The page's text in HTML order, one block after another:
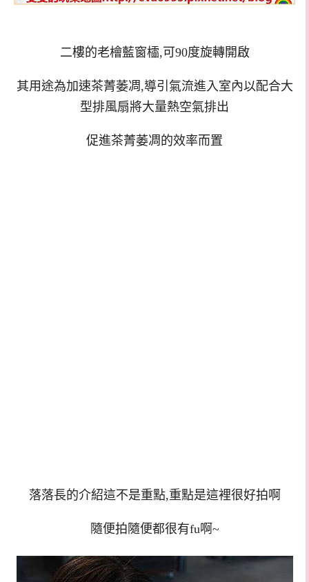
二樓的老檜藍窗櫺,可90度旋轉開啟
其用途為加速茶菁萎凋,導引氣流進入室內以配合大
型排風扇將大量熱空氣排出
促進茶菁萎凋的效率而置
落落長的介紹這不是重點,重點是這裡很好拍啊
隨便拍隨便都很有fu啊~